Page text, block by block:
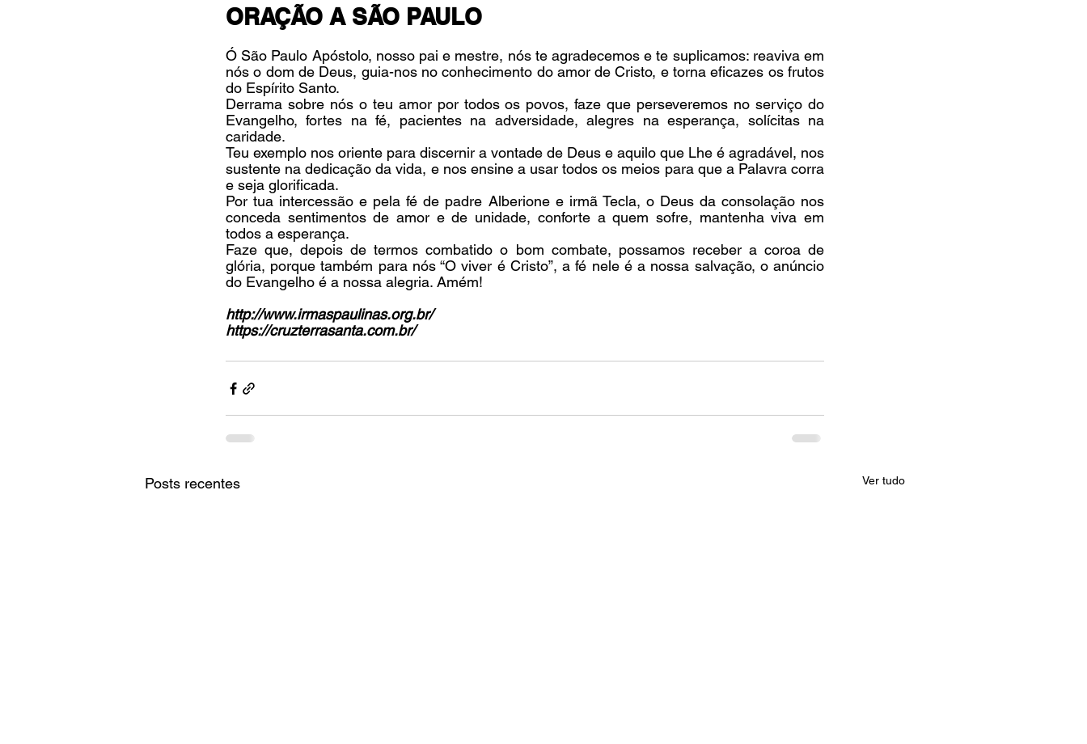
ORAÇÃO A SÃO PAULO
Ó São Paulo Apóstolo, nosso pai e mestre, nós te agradecemos e te suplicamos: reaviva em
nós o dom de Deus, guia-nos no conhecimento do amor de Cristo, e torna eficazes os frutos
do Espírito Santo.
Derrama sobre nós o teu amor por todos os povos, faze que perseveremos no serviço do
Evangelho, fortes na fé, pacientes na adversidade, alegres na esperança, solícitas na
caridade.
Teu exemplo nos oriente para discernir a vontade de Deus e aquilo que Lhe é agradável, nos
sustente na dedicação da vida, e nos ensine a usar todos os meios para que a Palavra corra
e seja glorificada.
Por tua intercessão e pela fé de padre Alberione e irmã Tecla, o Deus da consolação nos
conceda sentimentos de amor e de unidade, conforte a quem sofre, mantenha viva em
todos a esperança.
Faze que, depois de termos combatido o bom combate, possamos receber a coroa de
glória, porque também para nós “O viver é Cristo”, a fé nele é a nossa salvação, o anúncio
do Evangelho é a nossa alegria. Amém!
http://www.irmaspaulinas.org.br/
https://cruzterrasanta.com.br/
Posts recentes Ver tudo